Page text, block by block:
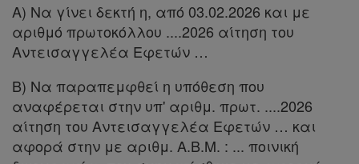
Α) Να γίνει δεκτή η, από 03.02.2026 και με
αριθμό πρωτοκόλλου ....2026 αίτηση του
Αντεισαγγελέα Εφετών …
Β) Να παραπεμφθεί η υπόθεση που
αναφέρεται στην υπ' αριθμ. πρωτ. ....2026
αίτηση του Αντεισαγγελέα Εφετών … και
αφορά στην με αριθμ. Α.Β.Μ. : ... ποινική